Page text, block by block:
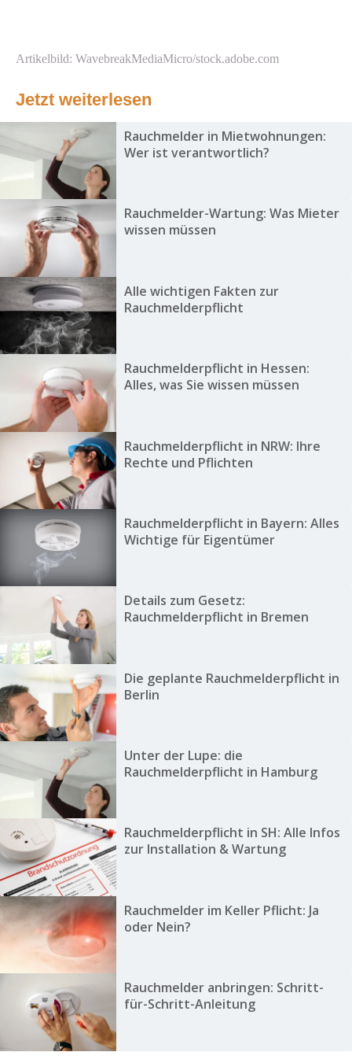
Artikelbild: WavebreakMediaMicro/stock.adobe.com
Jetzt weiterlesen
Rauchmelder in Mietwohnungen:
Wer ist verantwortlich?
Rauchmelder-Wartung: Was Mieter
wissen müssen
Alle wichtigen Fakten zur
Rauchmelderpflicht
Rauchmelderpflicht in Hessen:
Alles, was Sie wissen müssen
Rauchmelderpflicht in NRW: Ihre
Rechte und Pflichten
Rauchmelderpflicht in Bayern: Alles
Wichtige für Eigentümer
Details zum Gesetz:
Rauchmelderpflicht in Bremen
Die geplante Rauchmelderpflicht in
Berlin
Unter der Lupe: die
Rauchmelderpflicht in Hamburg
Rauchmelderpflicht in SH: Alle Infos
zur Installation & Wartung
Rauchmelder im Keller Pflicht: Ja
oder Nein?
Rauchmelder anbringen: Schritt-
für-Schritt-Anleitung